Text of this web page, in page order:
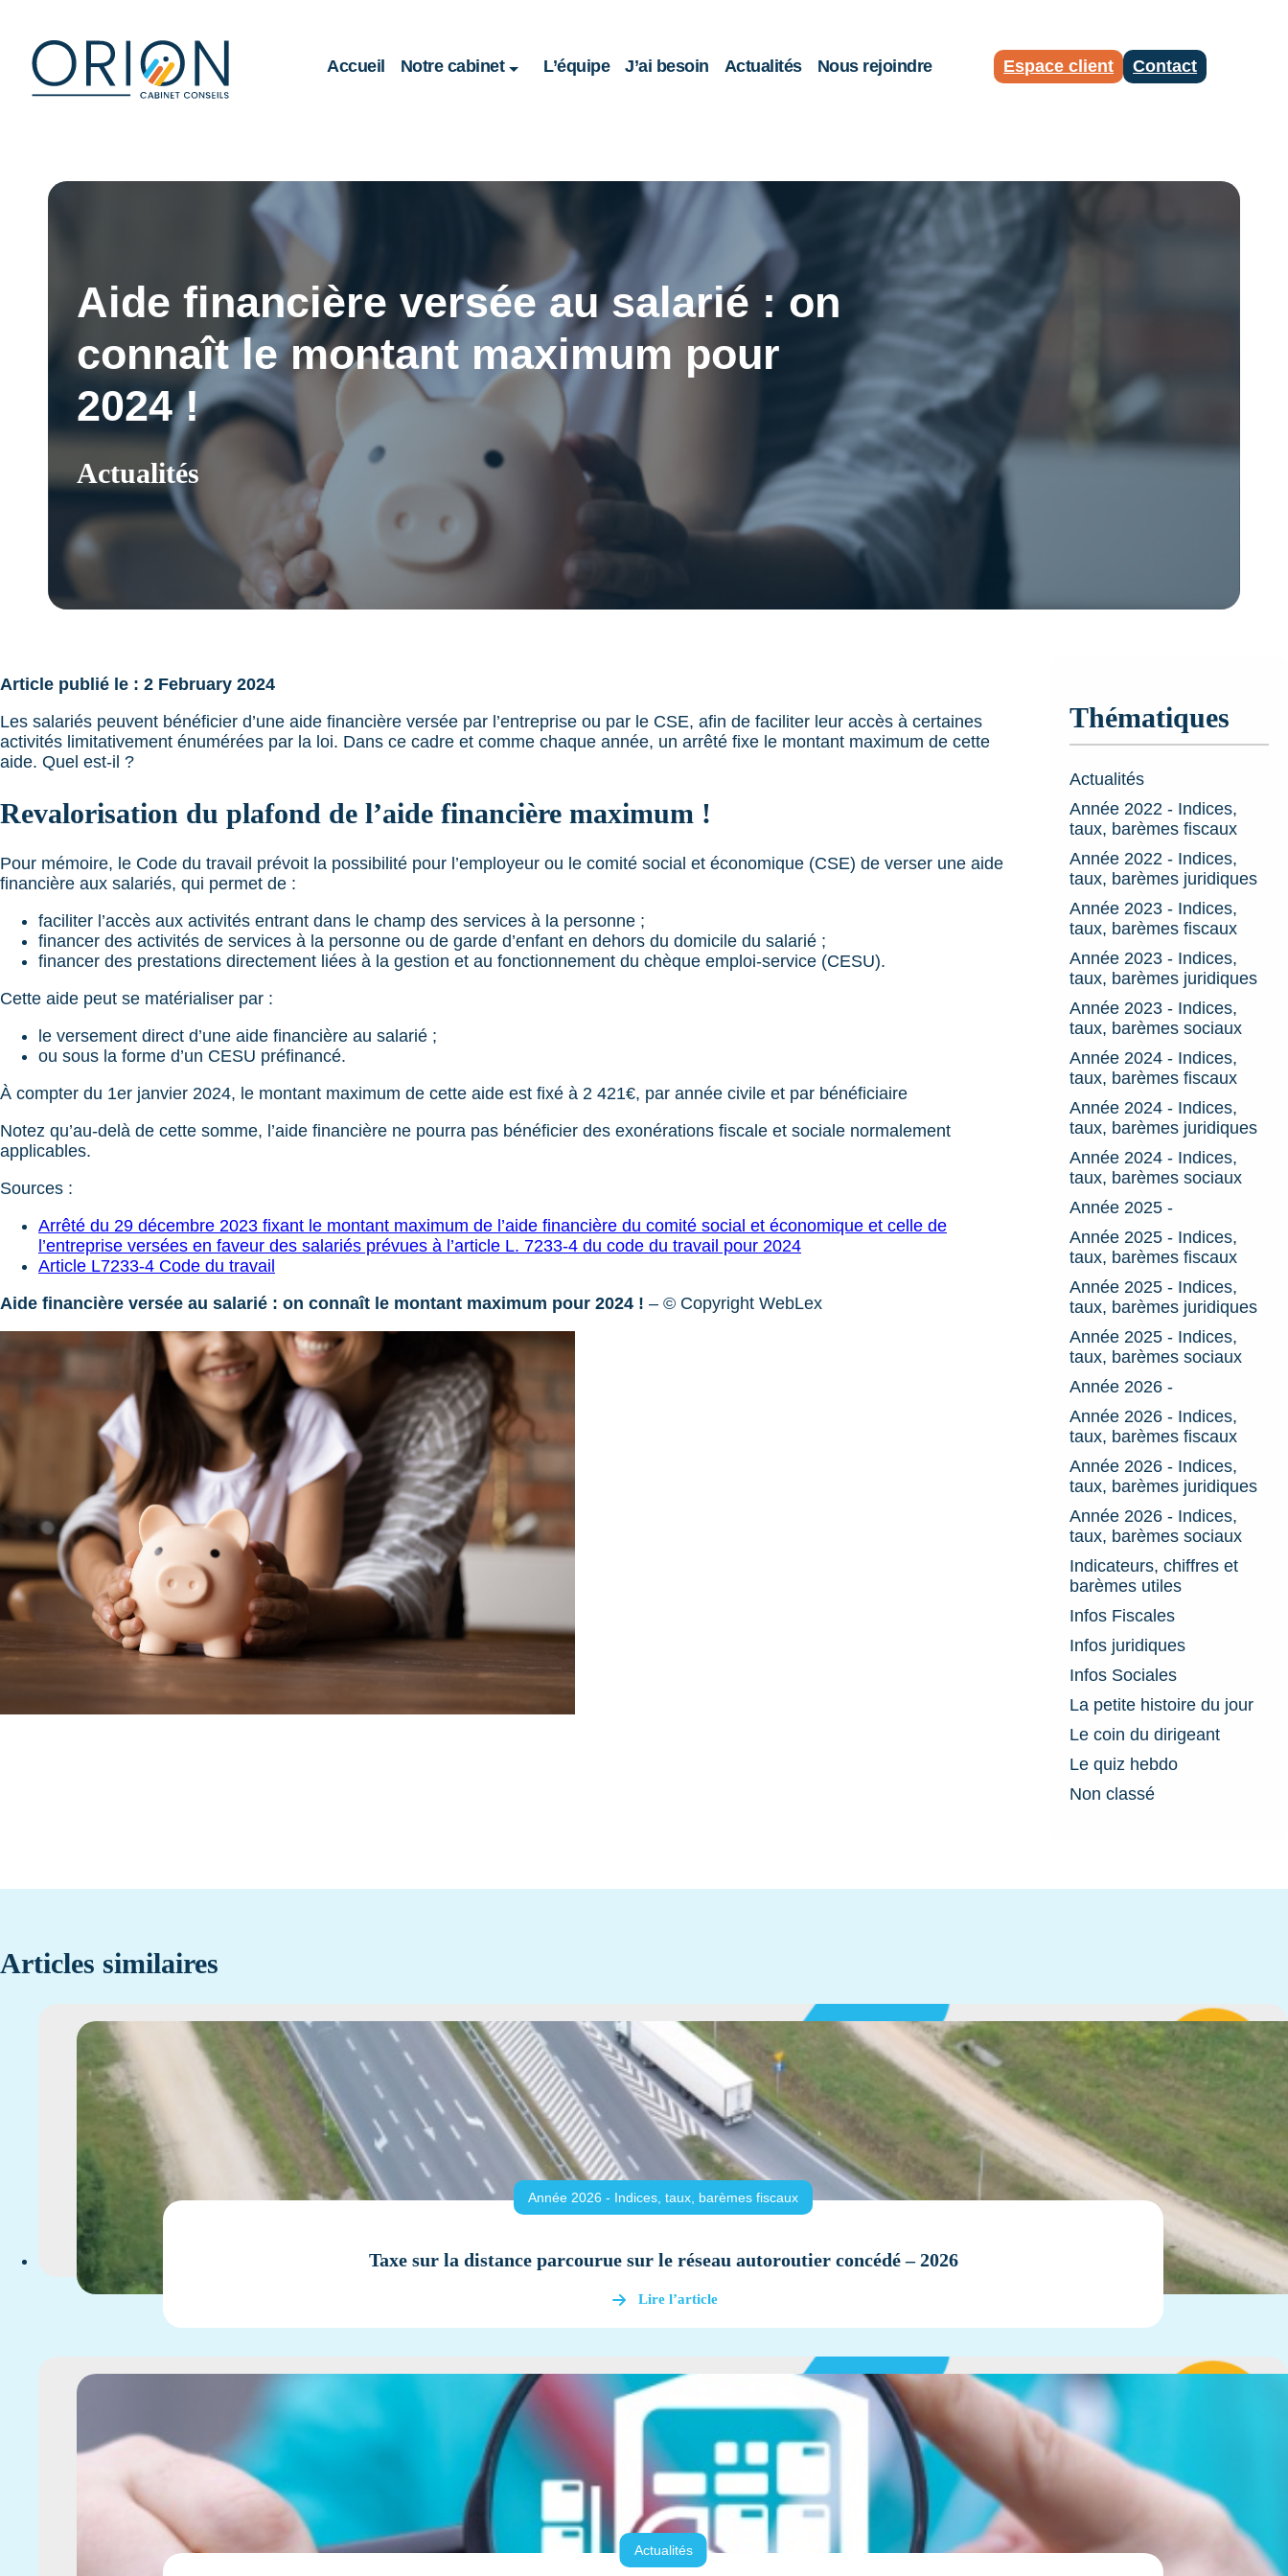
Accueil Notre cabinet L’équipe J’ai besoin Actualités Nous rejoindre Espace client Contact
Aide financière versée au salarié : on
connaît le montant maximum pour
2024 !
Actualités
Article publié le : 2 February 2024
Les salariés peuvent bénéficier d’une aide financière versée par l’entreprise ou par le CSE, afin de faciliter leur accès à certaines
activités limitativement énumérées par la loi. Dans ce cadre et comme chaque année, un arrêté fixe le montant maximum de cette
aide. Quel est-il ?
Revalorisation du plafond de l’aide financière maximum !
Pour mémoire, le Code du travail prévoit la possibilité pour l’employeur ou le comité social et économique (CSE) de verser une aide
financière aux salariés, qui permet de :
faciliter l’accès aux activités entrant dans le champ des services à la personne ;
financer des activités de services à la personne ou de garde d’enfant en dehors du domicile du salarié ;
financer des prestations directement liées à la gestion et au fonctionnement du chèque emploi-service (CESU).
Cette aide peut se matérialiser par :
le versement direct d’une aide financière au salarié ;
ou sous la forme d’un CESU préfinancé.
À compter du 1er janvier 2024, le montant maximum de cette aide est fixé à 2 421€, par année civile et par bénéficiaire
Notez qu’au-delà de cette somme, l’aide financière ne pourra pas bénéficier des exonérations fiscale et sociale normalement
applicables.
Sources :
Arrêté du 29 décembre 2023 fixant le montant maximum de l’aide financière du comité social et économique et celle de
l’entreprise versées en faveur des salariés prévues à l’article L. 7233-4 du code du travail pour 2024
Article L7233-4 Code du travail
Aide financière versée au salarié : on connaît le montant maximum pour 2024 ! – © Copyright WebLex
Thématiques
Actualités
Année 2022 - Indices,
taux, barèmes fiscaux
Année 2022 - Indices,
taux, barèmes juridiques
Année 2023 - Indices,
taux, barèmes fiscaux
Année 2023 - Indices,
taux, barèmes juridiques
Année 2023 - Indices,
taux, barèmes sociaux
Année 2024 - Indices,
taux, barèmes fiscaux
Année 2024 - Indices,
taux, barèmes juridiques
Année 2024 - Indices,
taux, barèmes sociaux
Année 2025 -
Année 2025 - Indices,
taux, barèmes fiscaux
Année 2025 - Indices,
taux, barèmes juridiques
Année 2025 - Indices,
taux, barèmes sociaux
Année 2026 -
Année 2026 - Indices,
taux, barèmes fiscaux
Année 2026 - Indices,
taux, barèmes juridiques
Année 2026 - Indices,
taux, barèmes sociaux
Indicateurs, chiffres et
barèmes utiles
Infos Fiscales
Infos juridiques
Infos Sociales
La petite histoire du jour
Le coin du dirigeant
Le quiz hebdo
Non classé
Articles similaires
Année 2026 - Indices, taux, barèmes fiscaux
Taxe sur la distance parcourue sur le réseau autoroutier concédé – 2026
Lire l’article
Actualités